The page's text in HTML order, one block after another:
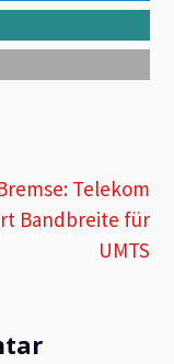
Telekom
Bandbreite für
UMTS